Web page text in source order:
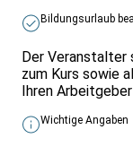
Bildungsurlaub
Der Veranstalter
zum Kurs sowie
Ihren Arbeitgeber
Wichtige Angaben